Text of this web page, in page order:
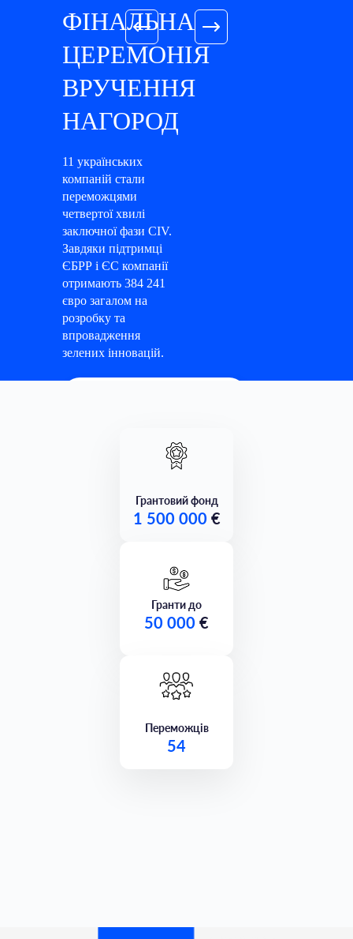
ФІНАЛЬНА
ЦЕРЕМОНІЯ
ВРУЧЕННЯ
НАГОРОД
11 українських
компаній стали
переможцями
четвертої хвилі
заключної фази CIV.
Завдяки підтримці
ЄБРР і ЄС компанії
отримають 384 241
євро загалом на
розробку та
впровадження
зелених інновацій.
Грантовий фонд
1 500 000 €
Гранти до
50 000 €
Переможців
54